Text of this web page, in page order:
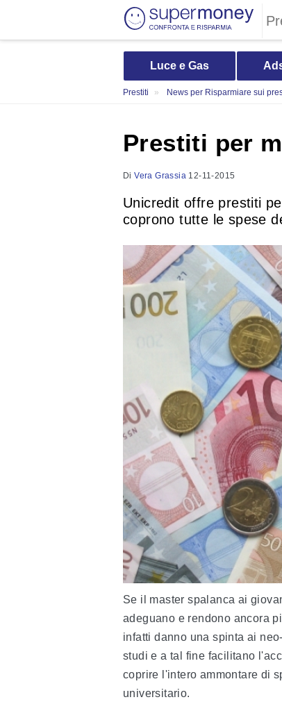
Luce e Gas
Prestiti News per Risparmiare sui
Prestiti per
DiVera Grassia 12-11-2015
Unicredit offre prestiti
coprono tutte le spese
Se il master spalanca ai
adeguano e rendono ancora
infatti danno una spinta ai
studi e a tal fine facilitano
coprire l'intero ammontare di
universitario.